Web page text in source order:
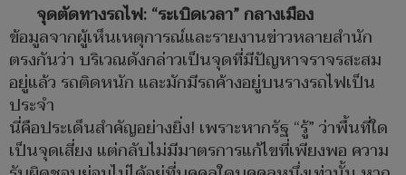
จุดตัดทางรถไฟ: “ระเบิดเวลา” กลางเมือง
ข้อมูลจากผู้เห็นเหตุการณ์และรายงานข่าวหลายสำนัก
ตรงกันว่า บริเวณดังกล่าวเป็นจุดที่มีปัญหาจราจรสะสม
อยู่แล้ว รถติดหนัก และมักมีรถค้างอยู่บนรางรถไฟเป็น
ประจำ
นี่คือประเด็นสำคัญอย่างยิ่ง! เพราะหากรัฐ “รู้” ว่าพื้นที่ใด
เป็นจุดเสี่ยง แต่กลับไม่มีมาตรการแก้ไขที่เพียงพอ ความ